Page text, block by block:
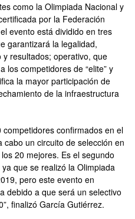
como la Olimpiada Nacional y
por la Federación
evento está dividido en tres
garantizará la legalidad,
resultados; operativo, que
los competidores de “elite” y
la mayor participación de
de la infraestructura
confirmados en el
un circuito de selección en
20 mejores. Es el segundo
que se realizó la Olimpiada
pero este evento en
debido a que será un selectivo
finalizó García Gutiérrez.